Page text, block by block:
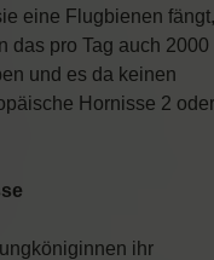
eine Flugbienen fängt,
das pro Tag auch 2000
und es da keinen
Hornisse 2
ihr